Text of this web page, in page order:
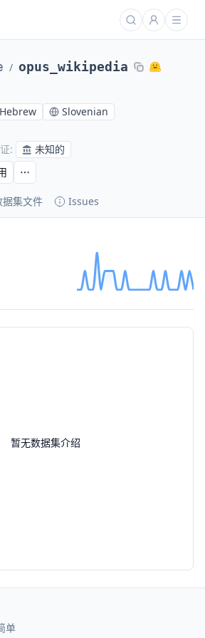
/ opus_wikipedia
Hebrew
Slovenian
: 未知的
据集文件 Issues
暂无数据集介绍
单